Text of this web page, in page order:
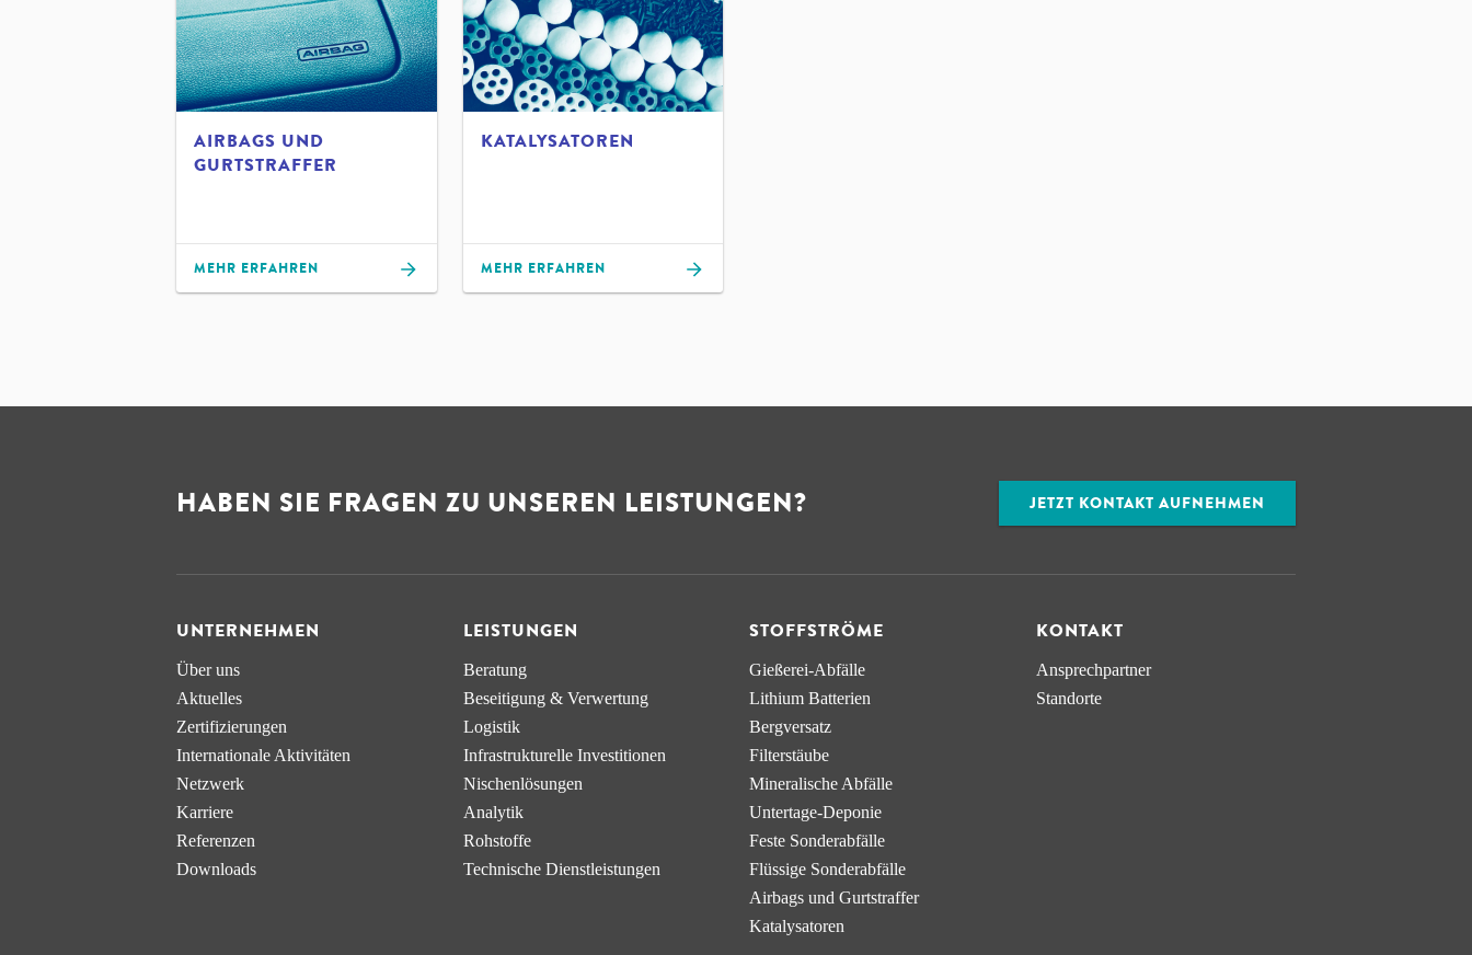
AIRBAGS UND
GURTSTRAFFER
MEHR ERFAHREN
KATALYSATOREN
MEHR ERFAHREN
HABEN SIE FRAGEN ZU UNSEREN LEISTUNGEN? JETZT KONTAKT AUFNEHMEN
UNTERNEHMEN
Über uns
Aktuelles
Zertifizierungen
Internationale Aktivitäten
Netzwerk
Karriere
Referenzen
Downloads
LEISTUNGEN
Beratung
Beseitigung & Verwertung
Logistik
Infra­strukturelle Investitionen
Nischen­lösungen
Analytik
Rohstoffe
Technische Dienstleistungen
STOFFSTRÖME
Gießerei-Abfälle
Lithium Batterien
Bergversatz
Filterstäube
Mineralische Abfälle
Untertage-Deponie
Feste Sonderabfälle
Flüssige Sonderabfälle
Airbags und Gurtstraffer
Katalysatoren
KONTAKT
Ansprechpartner
Standorte